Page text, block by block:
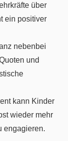
über
ein positiver
nebenbei
und
kann Kinder
wieder mehr
engagieren.